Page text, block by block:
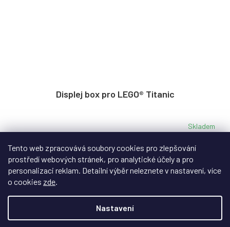
Tento web zpracovává soubory cookies pro zlepšování
prostředí webových stránek, pro analytické účely a pro
personalizaci reklam. Detailní výběr neleznete v nastavení, více
o cookies zde
Nastavení
Displej box pro LEGO® Titanic
Skladem
5 499 Kč
Akrylový displej box pro legendární loď Titanic s černou
základnou.